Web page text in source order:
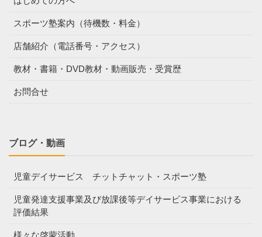
スポーツ塾案内（待機数・料金）
店舗紹介（電話番号・アクセス）
教材・書籍・DVD教材・動画販売・受賞歴
お問合せ
ブログ・動画
児童デイサービス チットチャット・スポーツ塾
児童発達支援事業及び放課後等デイサービス事業における
評価結果